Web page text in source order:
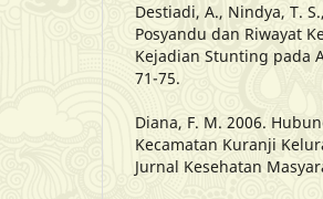
Destiadi, A., Nindya, T.
Posyandu dan Riwayat
Kejadian Stunting pada
71-75.
Diana, F. M. 2006.
Kecamatan Kuranji
Jurnal Kesehatan